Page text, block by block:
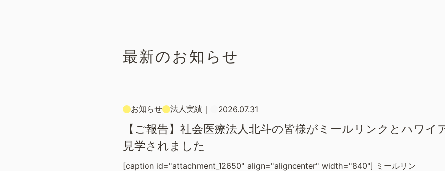
最新のお知らせ
お知らせ 法人実績 ｜ 2026.07.31
【ご報告】社会医療法人北斗の皆様がミールリンクとハワイ
見学されました
[caption id="attachment_12650" align="aligncenter" width="840"] ミールリン